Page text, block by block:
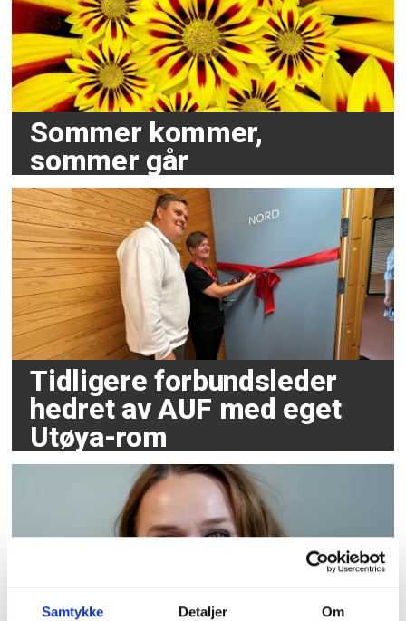
Samtykke Detaljer Om
Sommer kommer,
sommer går
Tidligere forbundsleder
hedret av AUF med eget
Utøya-rom